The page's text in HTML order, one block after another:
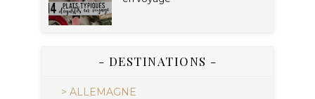
- DESTINATIONS -
> ALLEMAGNE